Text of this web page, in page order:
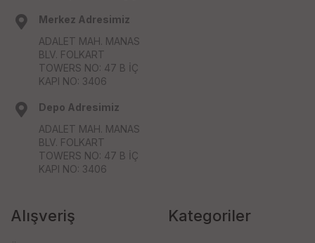
Merkez Adresimiz
ADALET MAH. MANAS
BLV. FOLKART
TOWERS NO: 47 B İÇ
KAPI NO: 3406
Depo Adresimiz
ADALET MAH. MANAS
BLV. FOLKART
TOWERS NO: 47 B İÇ
KAPI NO: 3406
Alışveriş Kategoriler